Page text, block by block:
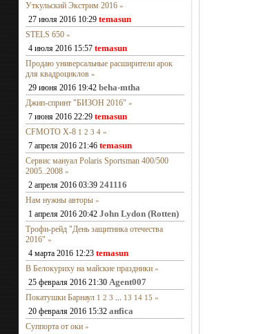
Уткульский Экстрим 2016 »
27 июля 2016 10:29 temasun
STELS 650 »
4 июля 2016 15:57 temasun
Продаю универсальные расширители арок
для квадроциклов »
29 июня 2016 19:42 beha-mtha
Джип-спринт "БИЗОН 2016" »
7 июня 2016 22:29 temasun
CFMOTO X-8 1 2 3 4 »
7 апреля 2016 21:46 temasun
Сервис мануал Polaris Sportsman 400/500
2005..2008 »
2 апреля 2016 03:39 241116
Нам нужны авторы »
1 апреля 2016 20:42 John Lydon (Rotten)
Трофи-рейд "День защитника отечества
2016" »
4 марта 2016 12:23 temasun
В Белокуриху на майские праздники »
25 февраля 2016 21:30 Agent007
Покатушки Барнаул 1 2 3 13 14 15 »
20 февраля 2016 15:32 анfiса
Суппорта от оки »